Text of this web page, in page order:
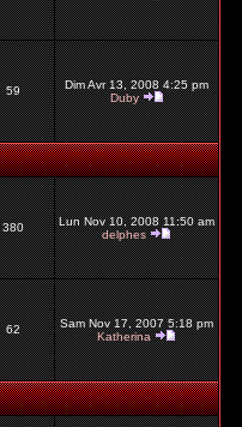
59
Dim Avr 13, 2008 4:25 pm
Duby
380
Lun Nov 10, 2008 11:50 am
delphes
62
Sam Nov 17, 2007 5:18 pm
Katherina